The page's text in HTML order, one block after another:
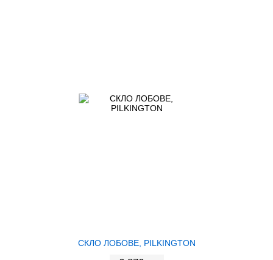
СКЛО ЛОБОВЕ, PILKINGTON